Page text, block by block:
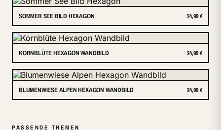
SOMMER SEE BILD HEXAGON 24,99 €
KORNBLÜTE HEXAGON WANDBILD 24,99 €
BLUMENWIESE ALPEN HEXAGON WANDBILD 24,99 €
PASSENDE THEMEN